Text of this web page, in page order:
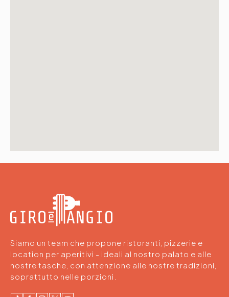
Siamo un team che propone ristoranti, pizzerie e
location per aperitivi - ideali al nostro palato e alle
nostre tasche, con attenzione alle nostre tradizioni,
soprattutto nelle porzioni.